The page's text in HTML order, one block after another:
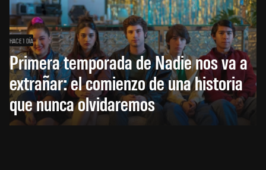
HACE 1 DÍA
Primera temporada de Nadie nos va a
extrañar: el comienzo de una historia
que nunca olvidaremos